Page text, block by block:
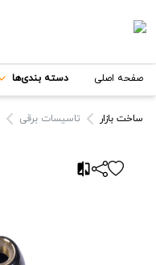
صفحه اصلی دسته بندی‌ها
ساخت بازار تاسیسات برقی